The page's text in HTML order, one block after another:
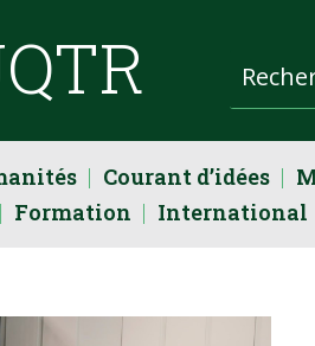
Courant d’idées
Formation International